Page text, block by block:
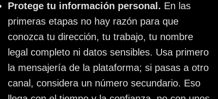
Protege tu información personal. En las
primeras etapas no hay razón para que
conozca tu dirección, tu trabajo, tu nombre
legal completo ni datos sensibles. Usa primero
la mensajería de la plataforma; si pasas a otro
canal, considera un número secundario. Eso